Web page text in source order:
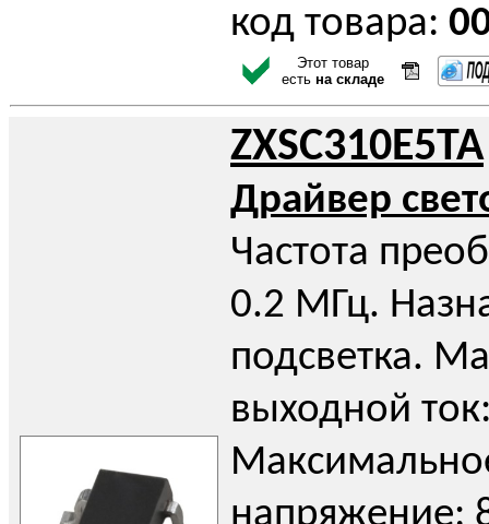
код товара:
Этот товар
есть на складе
ZXSC310E5TA
Драйвер
Частота
0.2 МГц.
подсветка.
выходной